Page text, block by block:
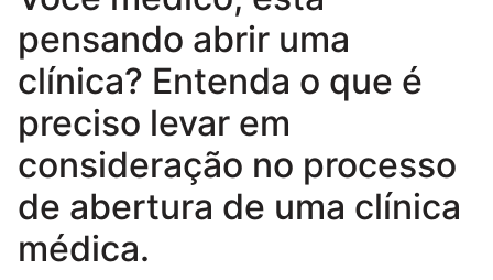
pensando abrir uma
clínica? Entenda o que é
preciso levar em
consideração no processo
de abertura de uma clínica
médica.